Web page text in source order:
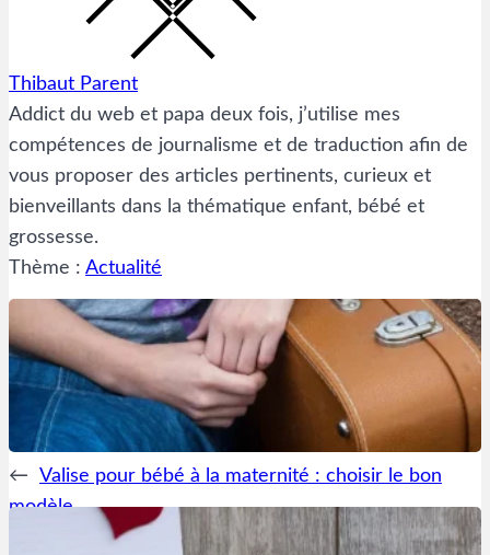
Thibaut Parent
Addict du web et papa deux fois, j’utilise mes
compétences de journalisme et de traduction afin de
vous proposer des articles pertinents, curieux et
bienveillants dans la thématique enfant, bébé et
grossesse.
Thème : Actualité
←
Valise pour bébé à la maternité : choisir le bon
modèle